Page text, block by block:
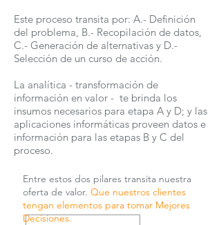
Este proceso transita por: A.- Definición
del problema, B.- Recopilación de datos,
C.- Generación de alternativas y D.-
Selección de un curso de acción.
La analítica - transformación de
información en valor - te brinda los
insumos necesarios para etapa A y D; y las
aplicaciones informáticas proveen datos e
información para las etapas B y C del
proceso.
Entre estos dos pilares transita nuestra
oferta de valor. Que nuestros clientes
tengan elementos para tomar Mejores
Decisiones.